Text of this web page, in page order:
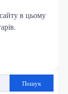
в цьому
Пошук